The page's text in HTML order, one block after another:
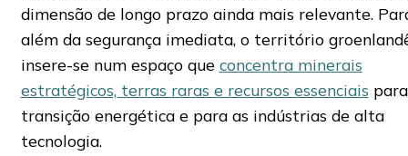
dimensão de longo prazo ainda mais relevante.
além da segurança imediata, o território
insere-se num espaço que concentra minerais
estratégicos, terras raras e recursos essenciais
transição energética e para as indústrias de alta
tecnologia.